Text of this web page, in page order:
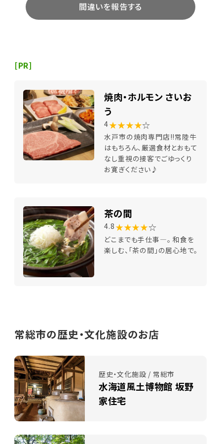
間違いを報告する
[PR]
焼肉・ホルモン さいお
う
4★★★★☆
水戸市の焼肉専門店!!常陸牛
はもちろん、厳選食材とおもて
なし重視の接客でごゆっくり
お寛ぎください♪
茶の間
4.8 ★★★★☆
どこまでも手仕事―。 和食を
楽しむ、「茶の間」の居心地で。
常総市の歴史・文化施設のお店
歴史・文化施設 / 常総市
水海道風土博物館 坂野
家住宅